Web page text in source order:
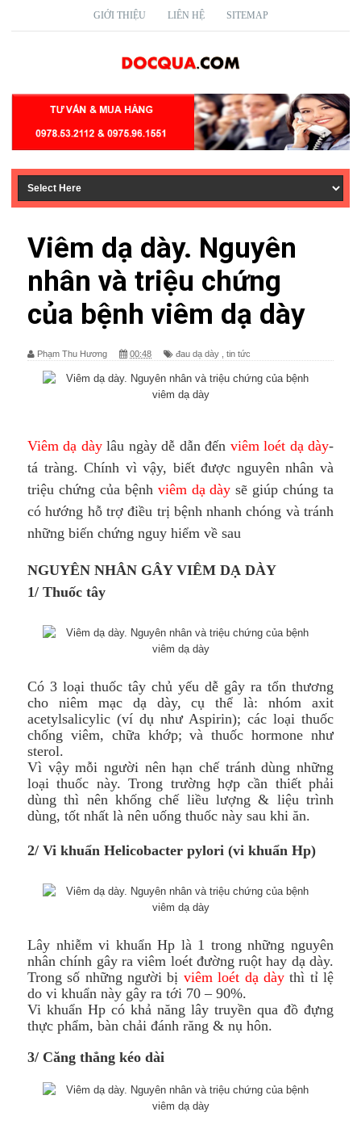
GIỚI THIỆU LIÊN HỆ SITEMAP
Viêm dạ dày. Nguyên
nhân và triệu chứng
của bệnh viêm dạ dày
Phạm Thu Hương 00:48 đau dạ dày tin tức
Viêm dạ dàylâu ngày dễ dẫn đến viêm loét dạ dày-
tá tràng. Chính vì vậy, biết được nguyên nhân và
triệu chứng của bệnh viêm dạ dày sẽ giúp chúng ta
có hướng hỗ trợ điều trị bệnh nhanh chóng và tránh
những biến chứng nguy hiểm về sau
NGUYÊN NHÂN GÂY VIÊM DẠ DÀY
1/ Thuốc tây
Có 3 loại thuốc tây chủ yếu dễ gây ra tổn thương
cho niêm mạc dạ dày, cụ thể là: nhóm axit
acetylsalicylic (ví dụ như Aspirin); các loại thuốc
chống viêm, chữa khớp; và thuốc hormone như
sterol.
Vì vậy mỗi người nên hạn chế tránh dùng những
loại thuốc này. Trong trường hợp cần thiết phải
dùng thì nên khống chế liều lượng & liệu trình
dùng, tốt nhất là nên uống thuốc này sau khi ăn.
2/ Vi khuẩn Helicobacter pylori (vi khuẩn Hp)
Lây nhiễm vi khuẩn Hp là 1 trong những nguyên
nhân chính gây ra viêm loét đường ruột hay dạ dày.
Trong số những người bị viêm loét dạ dàythì tỉ lệ
do vi khuẩn này gây ra tới 70 – 90%.
Vi khuẩn Hp có khả năng lây truyền qua đồ đựng
thực phẩm, bàn chải đánh răng & nụ hôn.
3/ Căng thẳng kéo dài